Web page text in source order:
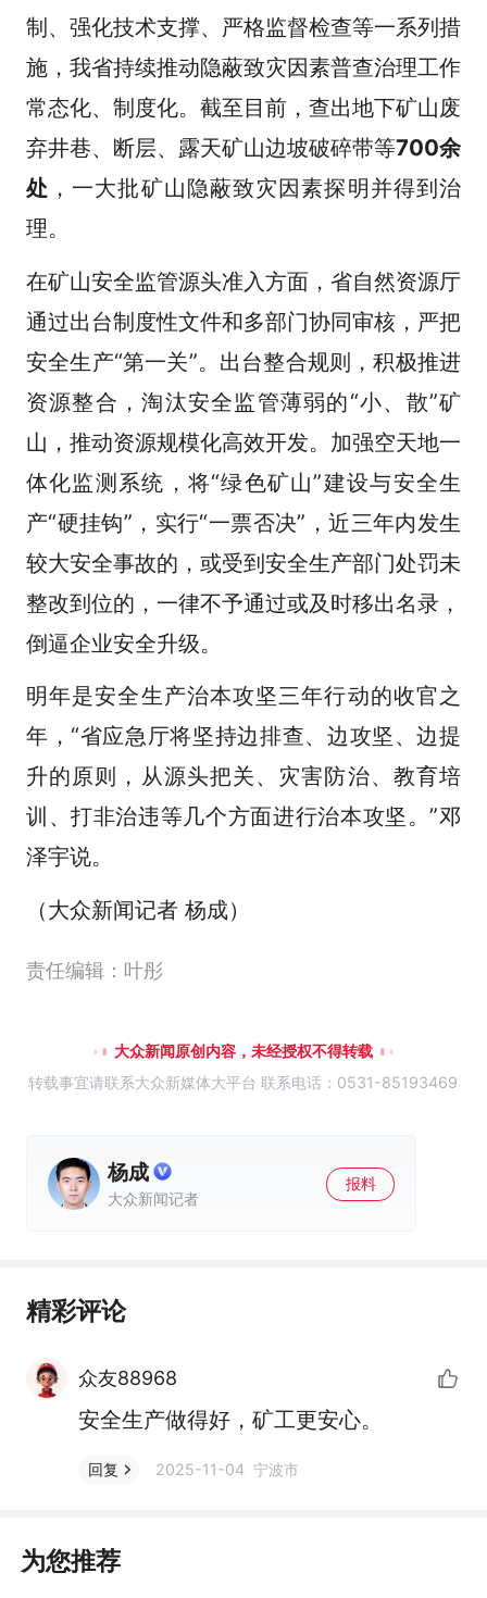
制、强化技术支撑、严格监督检查等一系列措
施，我省持续推动隐蔽致灾因素普查治理工作
常态化、制度化。截至目前，查出地下矿山废
弃井巷、断层、露天矿山边坡破碎带等700余
处 ，一大批矿山隐蔽致灾因素探明并得到治
理。
在矿山安全监管源头准入方面，省自然资源厅
通过出台制度性文件和多部门协同审核，严把
安全生产“第一关”。出台整合规则，积极推进
资源整合，淘汰安全监管薄弱的“小、散”矿
山，推动资源规模化高效开发。加强空天地一
体化监测系统，将“绿色矿山”建设与安全生
产“硬挂钩”，实行“一票否决”，近三年内发生
较大安全事故的，或受到安全生产部门处罚未
整改到位的，一律不予通过或及时移出名录，
倒逼企业安全升级。
明年是安全生产治本攻坚三年行动的收官之
年，“省应急厅将坚持边排查、边攻坚、边提
升的原则，从源头把关、灾害防治、教育培
训、打非治违等几个方面进行治本攻坚。”邓
泽宇说。
（大众新闻记者 杨成）
责任编辑：叶彤
大众新闻原创内容，未经授权不得转载
转载事宜请联系大众新媒体大平台 联系电话：0531-85193469
杨成
大众新闻记者
报料
精彩评论
众友88968
安全生产做得好，矿工更安心。
回复 2025-11-04 宁波市
为您推荐